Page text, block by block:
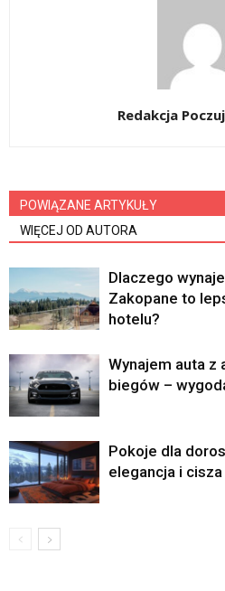
Redakcja
POWIĄZANE ARTYKUŁY
WIĘCEJ OD AUTORA
Dlaczego
Zakopane to
hotelu?
Wynajem auta z
biegów –
Pokoje dla
elegancja i